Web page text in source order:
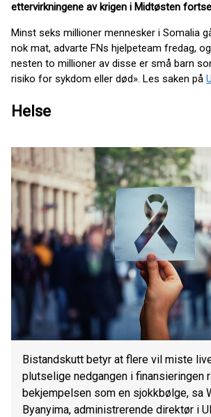
ettervirkningene av krigen i Midtøsten
Minst seks millioner mennesker i Somalia
nok mat, advarte FNs hjelpeteam fredag,
nesten to millioner av disse er små barn
risiko for sykdom eller død». Les saken på
Helse
Bistandskutt betyr at flere vil miste
plutselige nedgangen i finansieringen
bekjempelsen som en sjokkbølge, sa
Byanyima, administrerende direktør i